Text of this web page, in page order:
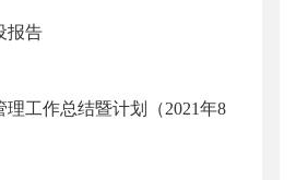
报告
工作总结暨计划（2021年8